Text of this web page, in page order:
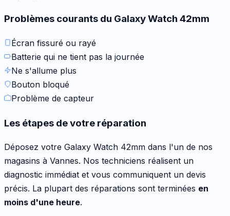
Problèmes courants du Galaxy Watch 42mm
Écran fissuré ou rayé
Batterie qui ne tient pas la journée
Ne s'allume plus
Bouton bloqué
Problème de capteur
Les étapes de votre réparation
Déposez votre Galaxy Watch 42mm dans l'un de nos
magasins à Vannes. Nos techniciens réalisent un
diagnostic immédiat et vous communiquent un devis
précis. La plupart des réparations sont terminées en
moins d'une heure.